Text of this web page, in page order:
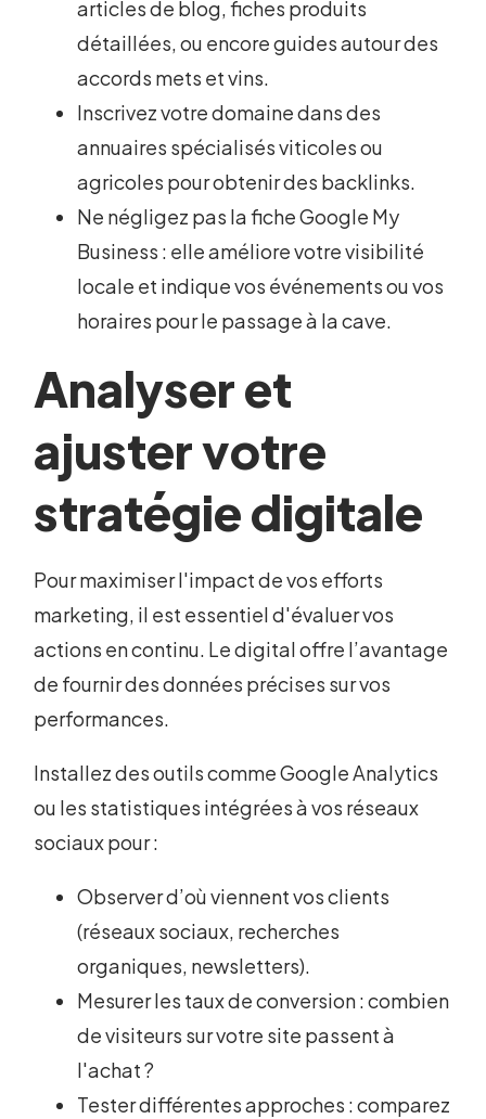
articles de blog, fiches produits
détaillées, ou encore guides autour des
accords mets et vins.
Inscrivez votre domaine dans des
annuaires spécialisés viticoles ou
agricoles pour obtenir des backlinks.
Ne négligez pas la fiche Google My
Business : elle améliore votre visibilité
locale et indique vos événements ou vos
horaires pour le passage à la cave.
Analyser et
ajuster votre
stratégie digitale
Pour maximiser l'impact de vos efforts
marketing, il est essentiel d'évaluer vos
actions en continu. Le digital offre l’avantage
de fournir des données précises sur vos
performances.
Installez des outils comme Google Analytics
ou les statistiques intégrées à vos réseaux
sociaux pour :
Observer d’où viennent vos clients
(réseaux sociaux, recherches
organiques, newsletters).
Mesurer les taux de conversion : combien
de visiteurs sur votre site passent à
l'achat ?
Tester différentes approches : comparez